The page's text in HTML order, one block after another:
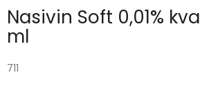
MINERÁLY
Nasivin Soft 0,01%
ml
711